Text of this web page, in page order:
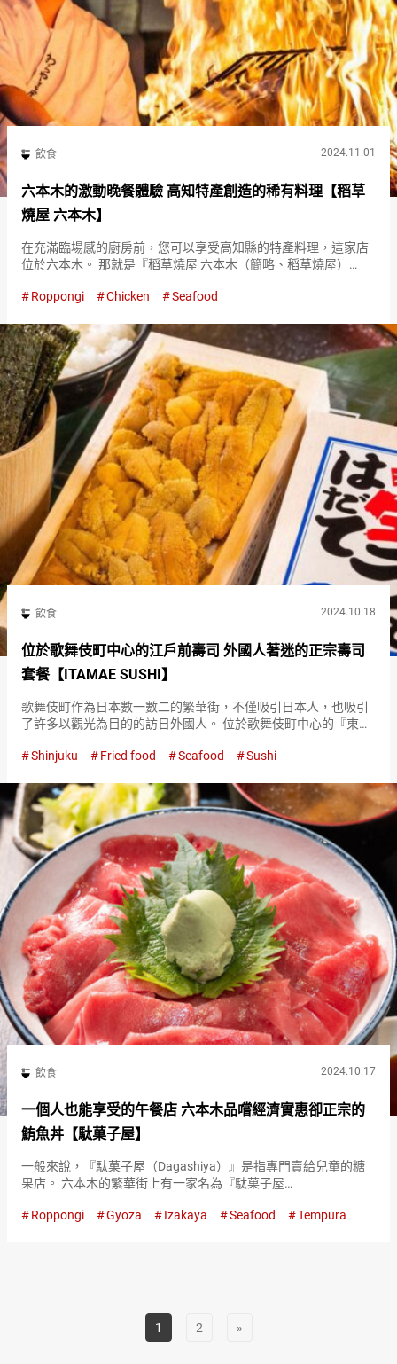
飲食 2024.11.01
六本木的激動晚餐體驗 高知特產創造的稀有料理【稻草
燒屋 六本木】
在充滿臨場感的廚房前，您可以享受高知縣的特產料理，這家店
位於六本木。 那就是『稻草燒屋 六本木（簡略、稻草燒屋）
鋪。 『名產 稻草烤鰹魚鹽味炙烤（Lightly gri…
Roppongi Chicken Seafood
飲食 2024.10.18
位於歌舞伎町中心的江戶前壽司 外國人著迷的正宗壽司
套餐【ITAMAE SUSHI】
歌舞伎町作為日本數一數二的繁華街，不僅吸引日本人，也吸引
了許多以觀光為目的的訪日外國人。 位於歌舞伎町中心的『東京
ITAMAE SUSHI）』是一家日夜…
Shinjuku Fried food Seafood Sushi
飲食 2024.10.17
一個人也能享受的午餐店 六本木品嚐經濟實惠卻正宗的
鮪魚丼【駄菓子屋】
一般來說，『駄菓子屋（Dagashiya）』是指專門賣給兒童的糖
果店。 六本木的繁華街上有一家名為『駄菓子屋
方」，這是店主命名『駄菓子屋（Dagashiya）』的初衷。 晚餐
Roppongi Gyoza Izakaya Seafood Tempura
1 2 »